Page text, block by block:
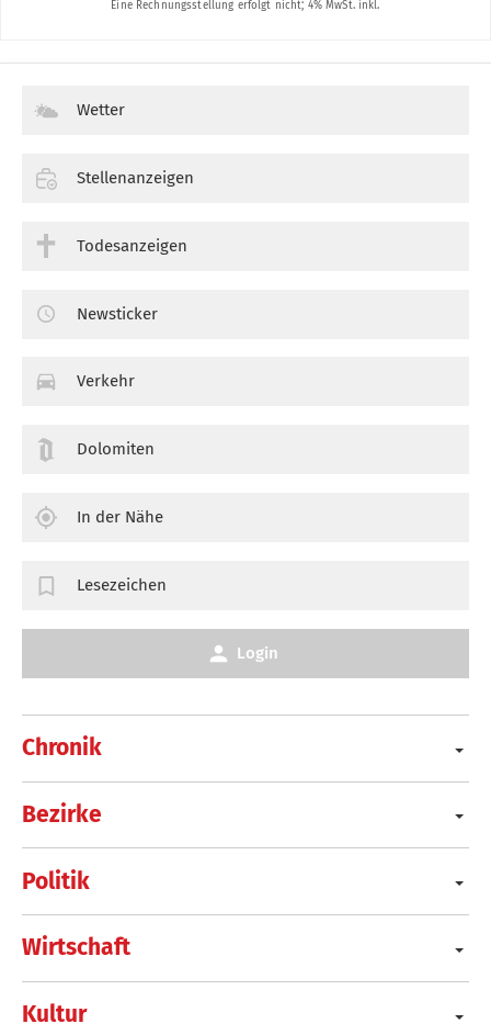
Chronik
Bezirke
Politik
Wirtschaft
Kultur
Wetter
Stellenanzeigen
Todesanzeigen
Newsticker
Verkehr
Dolomiten
In der Nähe
Lesezeichen
Login